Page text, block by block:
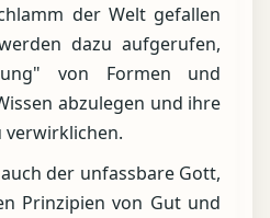
der Welt gefallen
dazu aufgerufen,
von Formen und
abzulegen und ihre
verwirklichen.
der unfassbare Gott,
Prinzipien von Gut und